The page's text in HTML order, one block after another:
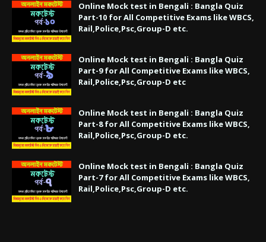
Online Mock test in Bengali : Bangla Quiz
Part-10 for All Competitive Exams like WBCS,
Rail,Police,Psc,Group-D etc.
Online Mock test in Bengali : Bangla Quiz
Part-9 for All Competitive Exams like WBCS,
Rail,Police,Psc,Group-D etc
Online Mock test in Bengali : Bangla Quiz
Part-8 for All Competitive Exams like WBCS,
Rail,Police,Psc,Group-D etc.
Online Mock test in Bengali : Bangla Quiz
Part-7 for All Competitive Exams like WBCS,
Rail,Police,Psc,Group-D etc.